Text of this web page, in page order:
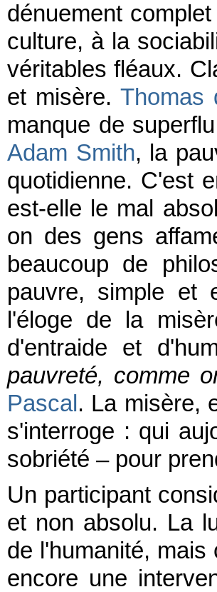
dénuement
culture, à la
véritables fléaux.
et misère. Thomas
manque de
Adam Smith, la
quotidienne. C'est
est-elle le mal
on des gens
beaucoup de
pauvre, simple et
l'éloge de la
d'entraide et
pauvreté, comme
Pascal . La misère,
s'interroge : qui
sobriété – pour
Un participant
et non absolu. La
de l'humanité,
encore une